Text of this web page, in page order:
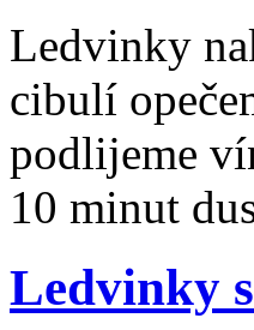
Ledvinky
cibulí
podlijeme
10 minut
Ledvinky